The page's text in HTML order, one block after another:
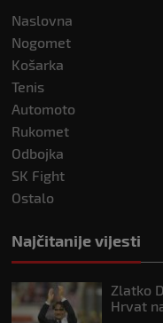
Naslovna
Nogomet
Košarka
Tenis
Automoto
Rukomet
Odbojka
SK Fight
Ostalo
Najčitanije vijesti
Zlatko
Hrvat